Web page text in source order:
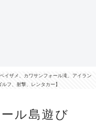
イザメ、カワサンフォール滝、アイラン
フ、射撃、レンタカー】
ル島遊び